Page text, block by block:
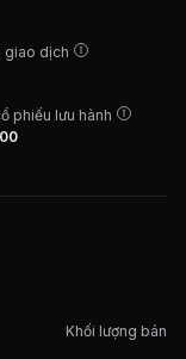
giao dịch
phiếu lưu hành
Khối lượng bán